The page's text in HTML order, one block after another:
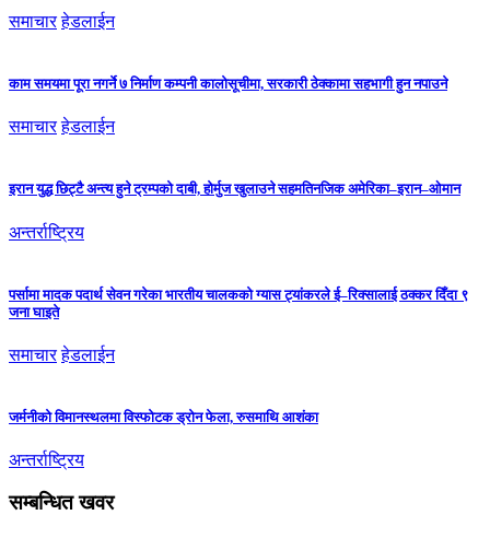
समाचार हेडलाईन
काम समयमा पूरा नगर्ने ७ निर्माण कम्पनी कालोसूचीमा, सरकारी ठेक्कामा सहभागी हुन नपाउने
समाचार हेडलाईन
इरान युद्ध छिट्टै अन्त्य हुने ट्रम्पको दाबी, होर्मुज खुलाउने सहमतिनजिक अमेरिका–इरान–ओमान
अन्तर्राष्ट्रिय
पर्सामा मादक पदार्थ सेवन गरेका भारतीय चालकको ग्यास ट्यांकरले ई–रिक्सालाई ठक्कर दिँदा ९
जना घाइते
समाचार हेडलाईन
जर्मनीको विमानस्थलमा विस्फोटक ड्रोन फेला, रुसमाथि आशंका
अन्तर्राष्ट्रिय
सम्बन्धित खवर